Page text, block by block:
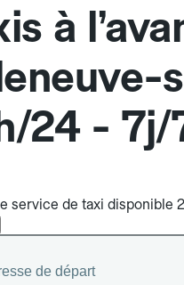
à
24 - 7j/
service de taxi disponible